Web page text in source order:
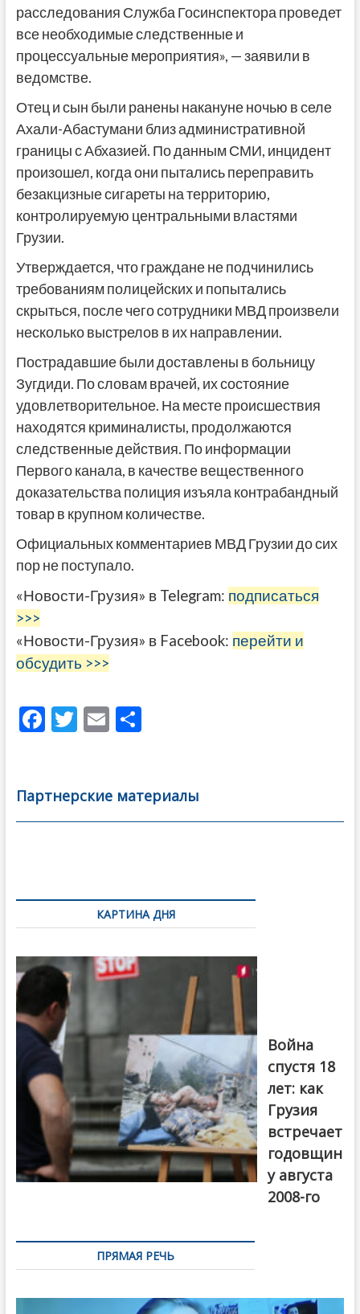
расследования Служба Госинспектора проведет
все необходимые следственные и
процессуальные мероприятия», — заявили в
ведомстве.
Отец и сын были ранены накануне ночью в селе
Ахали-Абастумани близ административной
границы с Абхазией. По данным СМИ, инцидент
произошел, когда они пытались переправить
безакцизные сигареты на территорию,
контролируемую центральными властями
Грузии.
Утверждается, что граждане не подчинились
требованиям полицейских и попытались
скрыться, после чего сотрудники МВД произвели
несколько выстрелов в их направлении.
Пострадавшие были доставлены в больницу
Зугдиди. По словам врачей, их состояние
удовлетворительное. На месте происшествия
находятся криминалисты, продолжаются
следственные действия. По информации
Первого канала, в качестве вещественного
доказательства полиция изъяла контрабандный
товар в крупном количестве.
Официальных комментариев МВД Грузии до сих
пор не поступало.
«Новости-Грузия» в Telegram: подписаться
>>>
«Новости-Грузия» в Facebook: перейти и
обсудить >>>
F
b
o
T
er
E
l
О
а
в
Партнерские материалы
по
записямКАРТИНА ДНЯ
года. Фото:
Первый канал
Война
спустя 18
лет: как
Грузия
встречает
годовщин
у августа
2008-го
ПРЯМАЯ РЕЧЬ